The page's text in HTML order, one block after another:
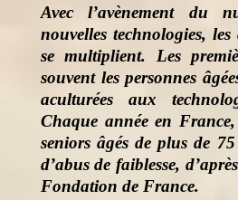
Avec l’avènement du
nouvelles technologies,
se multiplient. Les
souvent les personnes
aculturées aux
Chaque année en
seniors âgés de plus de
d’abus de faiblesse,
Fondation de France.